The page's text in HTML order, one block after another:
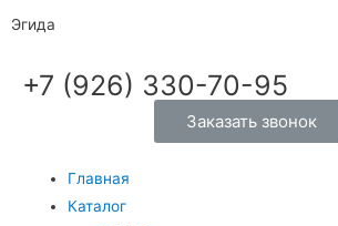
Эгида
Главная
Каталог
+7 (926) 330-70-95
Заказать звонок